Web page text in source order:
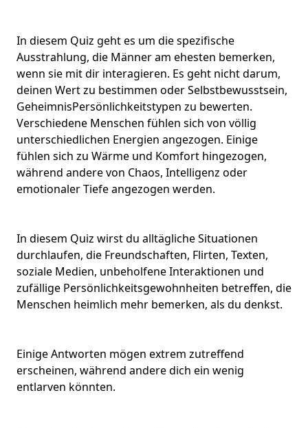
In diesem Quiz geht es um die spezifische
Ausstrahlung, die Männer am ehesten bemerken,
wenn sie mit dir interagieren. Es geht nicht darum,
deinen Wert zu bestimmen oder Selbstbewusstsein,
GeheimnisPersönlichkeitstypen zu bewerten.
Verschiedene Menschen fühlen sich von völlig
unterschiedlichen Energien angezogen. Einige
fühlen sich zu Wärme und Komfort hingezogen,
während andere von Chaos, Intelligenz oder
emotionaler Tiefe angezogen werden.
In diesem Quiz wirst du alltägliche Situationen
durchlaufen, die Freundschaften, Flirten, Texten,
soziale Medien, unbeholfene Interaktionen und
zufällige Persönlichkeitsgewohnheiten betreffen, die
Menschen heimlich mehr bemerken, als du denkst.
Einige Antworten mögen extrem zutreffend
erscheinen, während andere dich ein wenig
entlarven könnten.